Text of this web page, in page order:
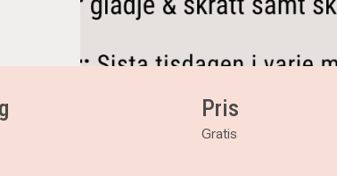
Pris
Gratis